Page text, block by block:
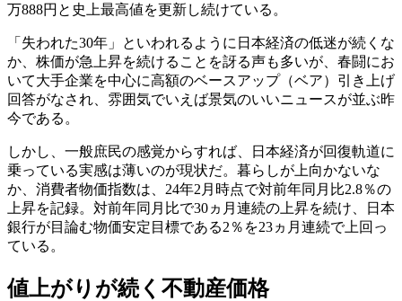
万888円と史上最高値を更新し続けている。
「失われた30年」といわれるように日本経済の低迷が続くな
か、株価が急上昇を続けることを訝る声も多いが、春闘にお
いて大手企業を中心に高額のベースアップ（ベア）引き上げ
回答がなされ、雰囲気でいえば景気のいいニュースが並ぶ昨
今である。
しかし、一般庶民の感覚からすれば、日本経済が回復軌道に
乗っている実感は薄いのが現状だ。暮らしが上向かないな
か、消費者物価指数は、24年2月時点で対前年同月比2.8％の
上昇を記録。対前年同月比で30ヵ月連続の上昇を続け、日本
銀行が目論む物価安定目標である2％を23ヵ月連続で上回っ
ている。
値上がりが続く不動産価格